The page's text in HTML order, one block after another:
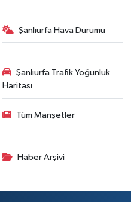
Şanlıurfa Hava Durumu
Şanlıurfa Trafik Yoğunluk
Haritası
Tüm Manşetler
Haber Arşivi